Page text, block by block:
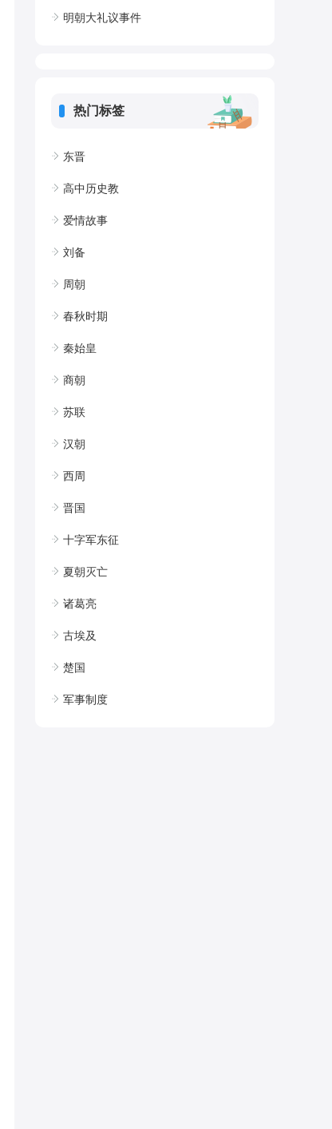
明朝大礼议事件
热门标签
东晋
高中历史教
爱情故事
刘备
周朝
春秋时期
秦始皇
商朝
苏联
汉朝
西周
晋国
十字军东征
夏朝灭亡
诸葛亮
古埃及
楚国
军事制度